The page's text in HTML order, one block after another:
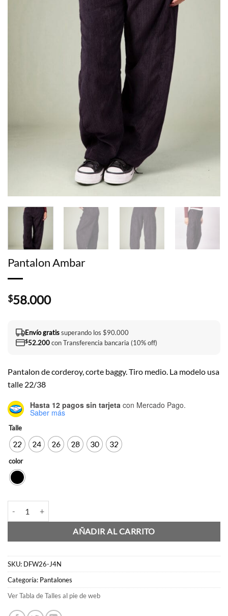
Pantalon Ambar
$58.000
Envío gratissuperando los $90.000
$52.200con Transferencia bancaria (10% off)
Pantalon de corderoy, corte baggy. Tiro medio. La modelo usa
talle 22/38
Hasta 12 pagos sin tarjeta con Mercado Pago.
Saber más
Talle
22 24 26 28 30 32
color
AÑADIR AL CARRITO
SKU: DFW26-J4N
Categoría: Pantalones
Ver Tabla de Talles al pie de web